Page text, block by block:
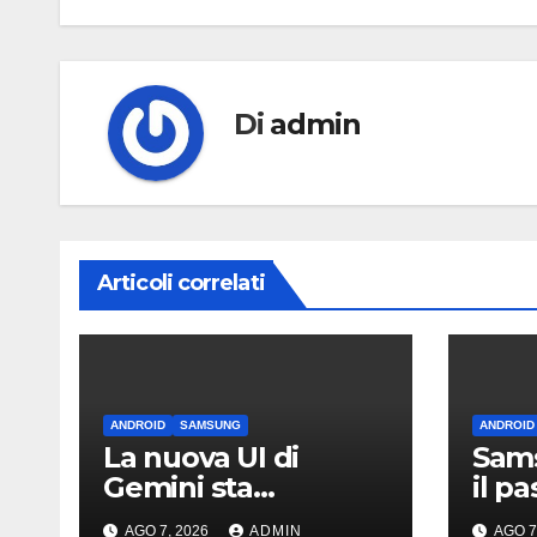
Di admin
Articoli correlati
ANDROID SAMSUNG
La nuova UI di
Gemini sta
arrivando sui Galaxy
AGO 7, 2026 ADMIN
ANDROID
il
AGO